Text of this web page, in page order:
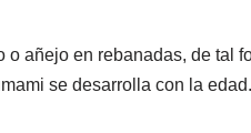
o añejo en rebanadas, de tal
se desarrolla con la edad.